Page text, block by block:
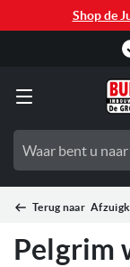
Shop de
Terug naar
Pelgrim